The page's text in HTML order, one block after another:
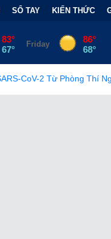
SỔ TAY KIẾN THỨC
Thí Nghiệm • FCC